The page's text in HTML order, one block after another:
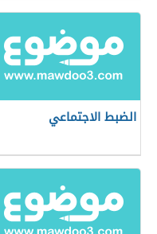
الضبط الاجتماعي